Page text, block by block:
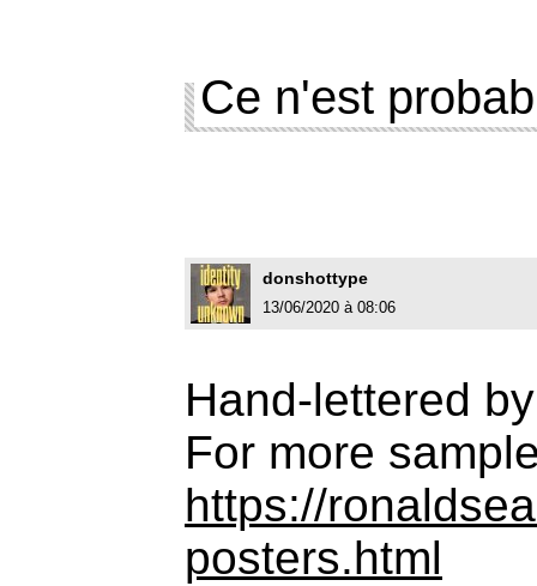
Ce n'est
donshottype
13/06/2020 à 08:06
Hand-lettered
For more
https://
posters.html